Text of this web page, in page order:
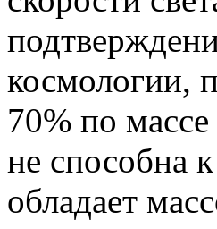
космологии,
70% по
не способна
обладает